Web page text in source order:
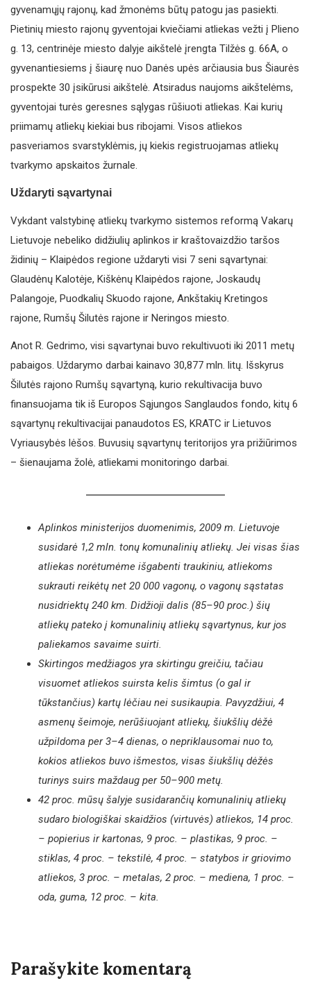
gyvenamųjų rajonų, kad žmonėms būtų patogu jas pasiekti.
Pietinių miesto rajonų gyventojai kviečiami atliekas vežti į Plieno
g. 13, centrinėje miesto dalyje aikštelė įrengta Tilžės g. 66A, o
gyvenantiesiems į šiaurę nuo Danės upės arčiausia bus Šiaurės
prospekte 30 įsikūrusi aikštelė. Atsiradus naujoms aikštelėms,
gyventojai turės geresnes sąlygas rūšiuoti atliekas. Kai kurių
priimamų atliekų kiekiai bus ribojami. Visos atliekos
pasveriamos svarstyklėmis, jų kiekis registruojamas atliekų
tvarkymo apskaitos žurnale.
Uždaryti sąvartynai
Vykdant valstybinę atliekų tvarkymo sistemos reformą Vakarų
Lietuvoje nebeliko didžiulių aplinkos ir kraštovaizdžio taršos
židinių – Klaipėdos regione uždaryti visi 7 seni sąvartynai:
Glaudėnų Kalotėje, Kiškėnų Klaipėdos rajone, Joskaudų
Palangoje, Puodkalių Skuodo rajone, Ankštakių Kretingos
rajone, Rumšų Šilutės rajone ir Neringos miesto.
Anot R. Gedrimo, visi sąvartynai buvo rekultivuoti iki 2011 metų
pabaigos. Uždarymo darbai kainavo 30,877 mln. litų. Išskyrus
Šilutės rajono Rumšų sąvartyną, kurio rekultivacija buvo
finansuojama tik iš Europos Sąjungos Sanglaudos fondo, kitų 6
sąvartynų rekultivacijai panaudotos ES, KRATC ir Lietuvos
Vyriausybės lėšos. Buvusių sąvartynų teritorijos yra prižiūrimos
– šienaujama žolė, atliekami monitoringo darbai.
Aplinkos ministerijos duomenimis, 2009 m. Lietuvoje
susidarė 1,2 mln. tonų komunalinių atliekų. Jei visas šias
atliekas norėtumėme išgabenti traukiniu, atliekoms
sukrauti reikėtų net 20 000 vagonų, o vagonų sąstatas
nusidriektų 240 km. Didžioji dalis (85–90 proc.) šių
atliekų pateko į komunalinių atliekų sąvartynus, kur jos
paliekamos savaime suirti.
Skirtingos medžiagos yra skirtingu greičiu, tačiau
visuomet atliekos suirsta kelis šimtus (o gal ir
tūkstančius) kartų lėčiau nei susikaupia. Pavyzdžiui, 4
asmenų šeimoje, nerūšiuojant atliekų, šiukšlių dėžė
užpildoma per 3–4 dienas, o nepriklausomai nuo to,
kokios atliekos buvo išmestos, visas šiukšlių dėžės
turinys suirs maždaug per 50–900 metų.
42 proc. mūsų šalyje susidarančių komunalinių atliekų
sudaro biologiškai skaidžios (virtuvės) atliekos, 14 proc.
– popierius ir kartonas, 9 proc. – plastikas, 9 proc. –
stiklas, 4 proc. – tekstilė, 4 proc. – statybos ir griovimo
atliekos, 3 proc. – metalas, 2 proc. – mediena, 1 proc. –
oda, guma, 12 proc. – kita.
Parašykite komentarą